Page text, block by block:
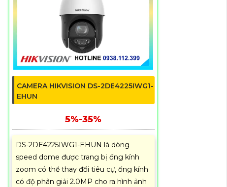
CAMERA HIKVISION DS-2DE4225IWG1-
EHUN
5%-35%
DS-2DE4225IWG1-EHUN là dòng
speed dome được trang bị ống kính
zoom có thể thay đổi tiêu cự, ống kính
có độ phân giải 2.0MP cho ra hình ảnh